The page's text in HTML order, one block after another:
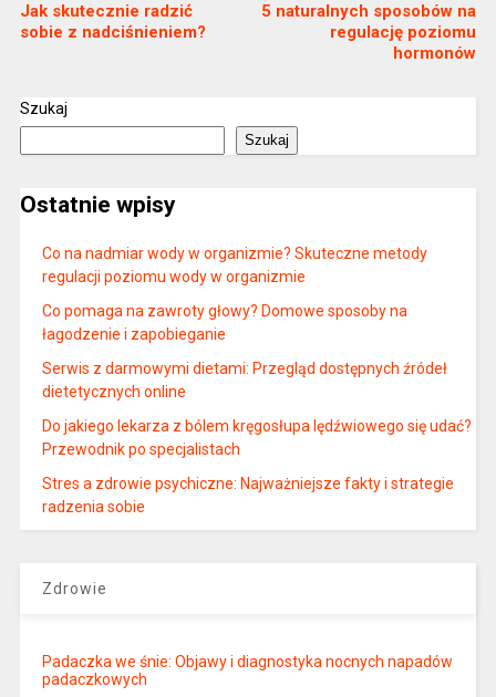
Jak skutecznie radzić
sobie z nadciśnieniem?
5 naturalnych sposobów na
regulację poziomu
hormonów
Szukaj
Szukaj
Ostatnie wpisy
Co na nadmiar wody w organizmie? Skuteczne metody
regulacji poziomu wody w organizmie
Co pomaga na zawroty głowy? Domowe sposoby na
łagodzenie i zapobieganie
Serwis z darmowymi dietami: Przegląd dostępnych źródeł
dietetycznych online
Do jakiego lekarza z bólem kręgosłupa lędźwiowego się udać?
Przewodnik po specjalistach
Stres a zdrowie psychiczne: Najważniejsze fakty i strategie
radzenia sobie
Zdrowie
Padaczka we śnie: Objawy i diagnostyka nocnych napadów
padaczkowych